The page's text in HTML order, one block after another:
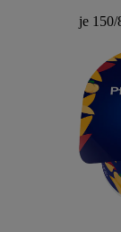
je